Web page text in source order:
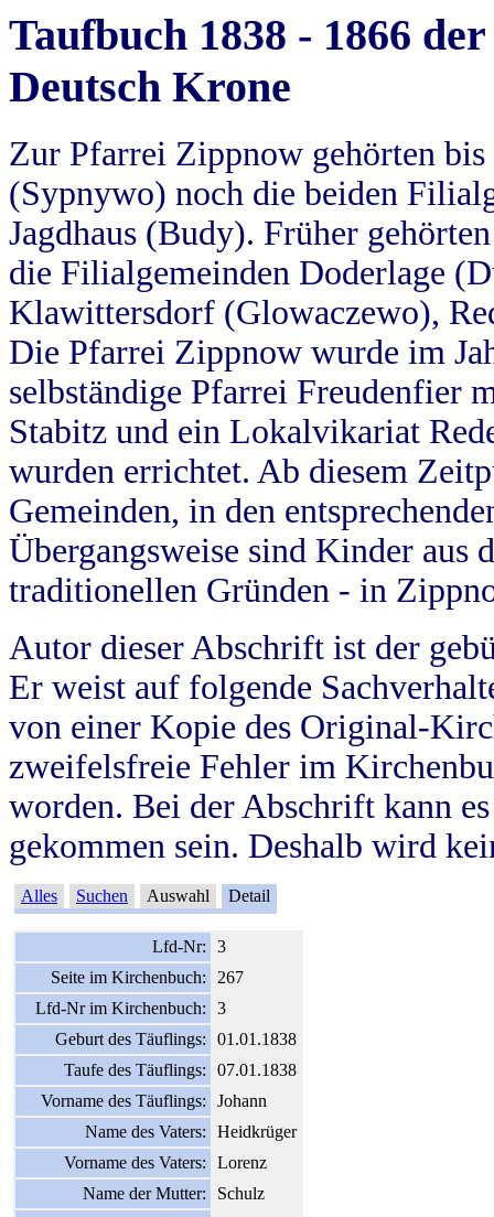
Taufbuch 1838 - 1866
Deutsch Krone
Zur Pfarrei Zippnow gehörten
(Sypnywo) noch die beiden
Jagdhaus (Budy). Früher
die Filialgemeinden Doderlage
Klawittersdorf (Glowaczewo),
Die Pfarrei Zippnow wurde im
selbständige Pfarrei Freudenfier
Stabitz und ein Lokalvikariat
wurden errichtet. Ab diesem
Gemeinden, in den
Übergangsweise sind Kinder aus
traditionellen Gründen - in
Autor dieser Abschrift ist der
Er weist auf folgende
von einer Kopie des Original-
zweifelsfreie Fehler im
worden. Bei der Abschrift kann
gekommen sein. Deshalb wird
Alles Suchen Auswahl Detail
Lfd-Nr:
3
Seite im Kirchenbuch:
267
Lfd-Nr im Kirchenbuch:
3
Geburt des Täuflings:
01.01.1838
Taufe des Täuflings:
07.01.1838
Vorname des Täuflings:
Johann
Name des Vaters:
Heidkrüger
Vorname des Vaters:
Lorenz
Name der Mutter:
Schulz